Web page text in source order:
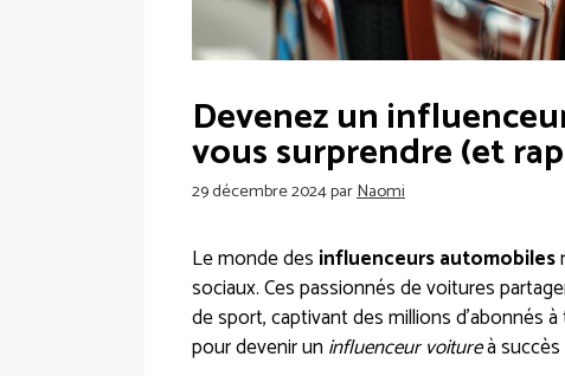
Devenez un
vous surprendre (et
29 décembre 2024parNaomi
Le monde des influenceurs automobiles
sociaux. Ces passionnés de voitures
de sport, captivant des millions d’abonnés
pour devenir un influenceur voitureà succès